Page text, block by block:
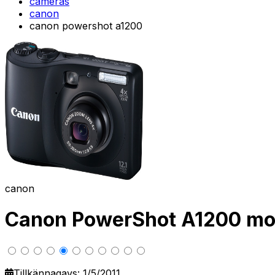
canon
canon powershot a1200
canon
Canon PowerShot A1200